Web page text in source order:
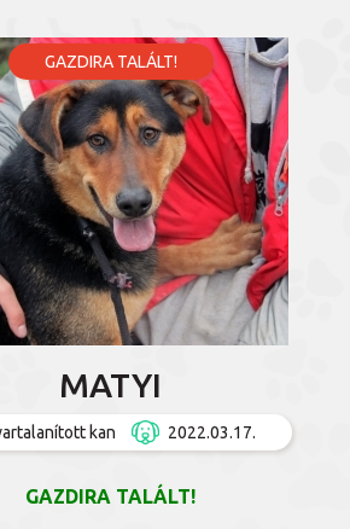
GAZDIRA TALÁLT!
MATYI
kan 2022.03.17.
GAZDIRA TALÁLT!